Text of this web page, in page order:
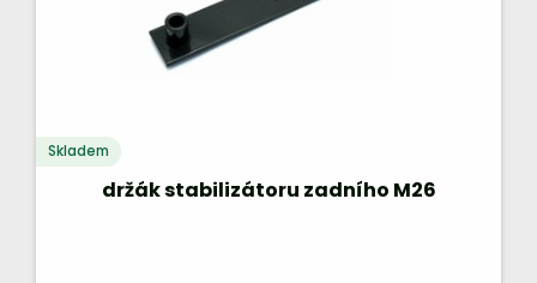
Skladem
držák stabilizátoru zadního M26